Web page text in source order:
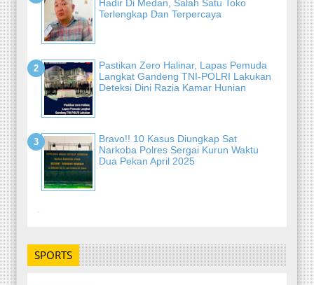
Hadir Di Medan, Salah Satu Toko
Terlengkap Dan Terpercaya
Pastikan Zero Halinar, Lapas Pemuda
Langkat Gandeng TNI-POLRI Lakukan
Deteksi Dini Razia Kamar Hunian
Bravo!! 10 Kasus Diungkap Sat
Narkoba Polres Sergai Kurun Waktu
Dua Pekan April 2025
-
SPORTS